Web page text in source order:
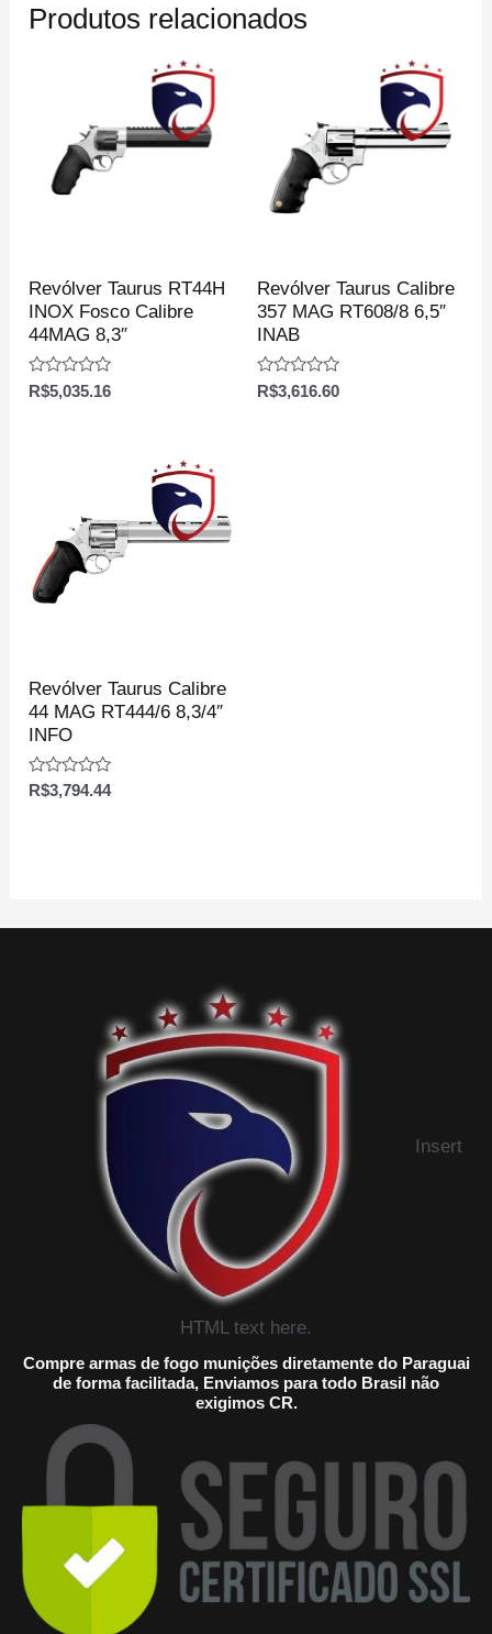
Produtos relacionados
Revólver Taurus RT44H
INOX Fosco Calibre
44MAG 8,3″
Avaliação
0
R$5,035.16
Revólver Taurus Calibre
357 MAG RT608/8 6,5″
INAB
Avaliação
0
R$3,616.60
Revólver Taurus Calibre
44 MAG RT444/6 8,3/4″
INFO
Avaliação
R$3,794.44
Insert
HTML text here.
Compre armas de fogo munições diretamente do Paraguai
de forma facilitada, Enviamos para todo Brasil não
exigimos CR.